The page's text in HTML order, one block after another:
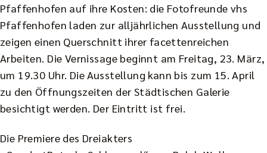
Pfaffenhofen auf ihre Kosten: die Fotofreunde vhs
Pfaffenhofen laden zur alljährlichen Ausstellung und
zeigen einen Querschnitt ihrer facettenreichen
Arbeiten. Die Vernissage beginnt am Freitag, 23. März,
um 19.30 Uhr. Die Ausstellung kann bis zum 15. April
zu den Öffnungszeiten der Städtischen Galerie
besichtigt werden. Der Eintritt ist frei.
Die Premiere des Dreiakters